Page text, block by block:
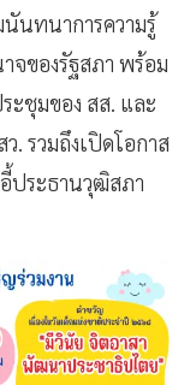
นันทนาการความรู้
จของรัฐสภา พร้อม
ะชุมของ สส. และ
. รวมถึงเปิดโอกาส
ประธานวุฒิสภา